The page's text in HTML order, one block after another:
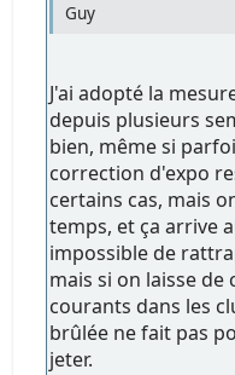
Guy
J'ai adopté la
depuis plusieurs
bien, même si
correction d'expo
certains cas, mais
temps, et ça arrive
impossible de
mais si on laisse
courants dans les
brûlée ne fait pas
jeter.